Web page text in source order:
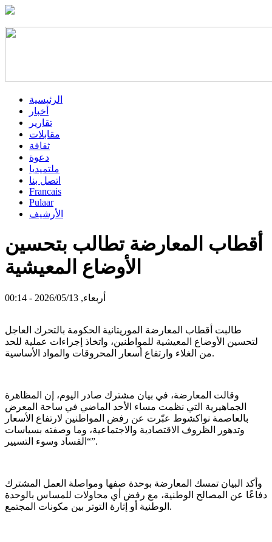
الرئيسية
أخبار
تقارير
مقابلات
ثقافة
دعوة
ملتميديا
اتصل بنا
Francais
Pulaar
الأرشيف
أقطاب المعارضة تطالب بتحسين
الأوضاع المعيشية
أربعاء, 2026/05/13 - 00:14
طالبت أقطاب المعارضة الموريتانية الحكومة بالتحرك العاجل
لتحسين الأوضاع المعيشية للمواطنين، واتخاذ إجراءات عملية للحد
من الغلاء وارتفاع أسعار المحروقات والمواد الأساسية.
وقالت المعارضة، في بيان مشترك صادر اليوم، إن المظاهرة
الجماهيرية التي نظمت مساء الأحد الماضي في ساحة المعرض
بالعاصمة نواكشوط عبّرت عن رفض المواطنين لارتفاع الأسعار
وتدهور الظروف الاقتصادية والاجتماعية، وما وصفته بسياسات
“الفساد وسوء التسيير”.
وأكد البيان تمسك المعارضة بوحدة صفها ومواصلة العمل المشترك
دفاعًا عن المصالح الوطنية، مع رفض أي محاولات للمساس بالوحدة
الوطنية أو إثارة التوتر بين مكونات المجتمع.